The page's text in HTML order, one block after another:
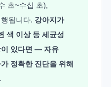
초~수십 초),
됩니다. 강아지가
색 이상 등 세균성
이 있다면 — 자유
정확한 진단을 위해